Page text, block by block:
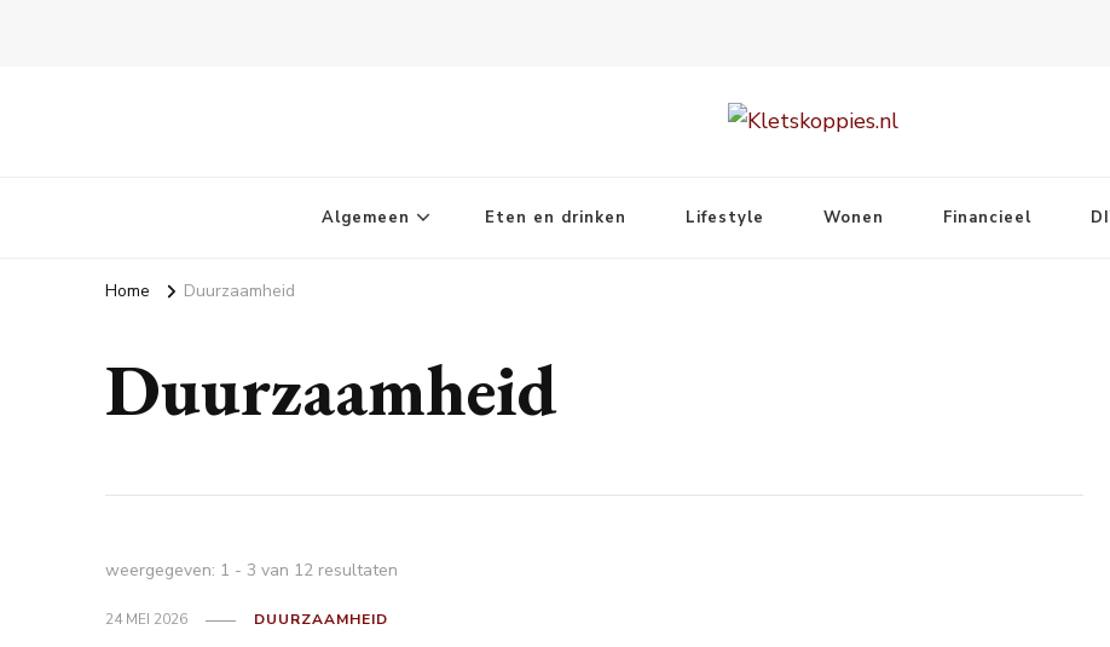
Algemeen Eten en drinken Lifestyle Wonen Financieel
Home Duurzaamheid
Duurzaamheid
weergegeven: 1 - 3 van 12 resultaten
24 MEI 2026 DUURZAAMHEID